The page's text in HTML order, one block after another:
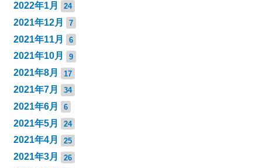
2022年1月 24
2021年12月 7
2021年11月 6
2021年10月 9
2021年8月 17
2021年7月 34
2021年6月 6
2021年5月 24
2021年4月 25
2021年3月 26